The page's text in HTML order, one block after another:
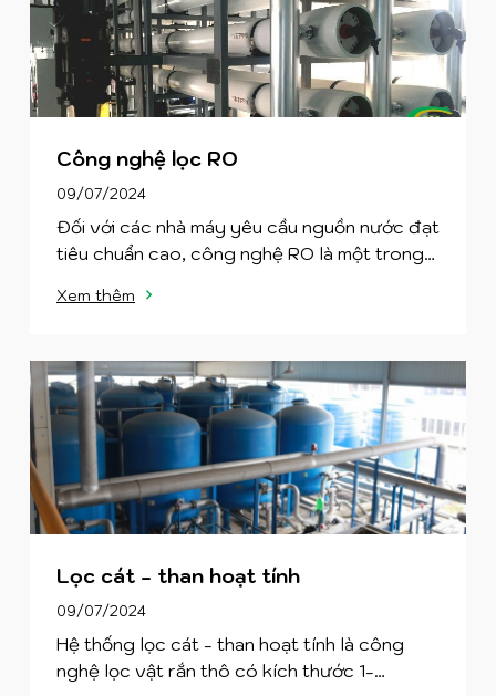
Công nghệ lọc RO
09/07/2024
Đối với các nhà máy yêu cầu nguồn nước đạt
tiêu chuẩn cao, công nghệ RO là một trong
RO là một hệ thống sử dụng nguyên tắc lọc
thẩm thấu đơn thuần. Để loại bỏ 95 – 99%
của tất cả các khoáng chất và hóa chất
(chất rắn hòa tan trong nước). Màng lọc
thẩm thấu ngược (Reverse osmosis
membrane) được làm vật liệu đặc biệt, hoạt
động theo một nguyên lý riêng giúp không
chỉ loại bỏ các phần tử rất nhỏ, mà còn loại
của nước.
Xem thêm
Lọc cát - than hoạt tính
09/07/2024
Hệ thống lọc cát - than hoạt tính là công
nghệ lọc vật rắn thô có kích thước 1-